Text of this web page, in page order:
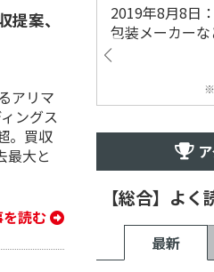
案、
アリマ
ングス
。買収
最大と
を読む
2019年8月8日
包装メーカー
※
ア
【総合】よ
最新